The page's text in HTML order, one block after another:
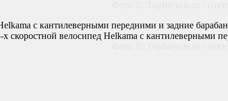
x скоростной велосипед Helkama c кантилеверными